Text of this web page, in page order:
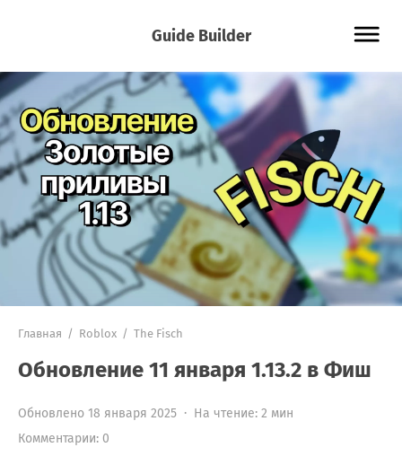
Guide Builder
Главная / Roblox / The Fisch
Обновление 11 января 1.13.2 в Фиш
Обновлено 18 января 2025 · На чтение: 2 мин
Комментарии: 0